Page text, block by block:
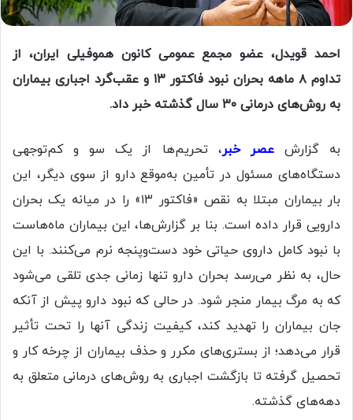
احمد قویدل، عضو مجمع عمومی کانون هموفیلی ایران، از
تداوم ۸ ماهه بحران نبود فاکتور ۱۳ و عقب‌گرد اجباری بیماران
به روش‌های درمانی ۳۰ سال گذشته خبر داد.
به گزارشعصر خبر، تحریم‌ها از یک سو و کم‌توجهی
دستگاه‌های مسئول در تأمین به‌موقع دارو از سوی دیگر، این
بار بیماران مبتلا به نقص «فاکتور ۱۳» را در میانه یک بحران
دارویی قرار داده است. بنا بر گزارش‌ها، این بیماران ماه‌هاست
با نبود کامل داروی حیاتی خود دست‌وپنجه نرم می‌کنند. با این
حال، به نظر می‌رسد بحران دارو تنها زمانی جدی تلقی می‌شود
که به مرگ بیمار منجر شود. در حالی که نبود دارو پیش از آنکه
جان بیماران را تهدید کند، کیفیت زندگی آنها را تحت تأثیر
قرار می‌دهد؛ از بستری‌های مکرر و حذف بیماران از چرخه کار و
تحصیل گرفته تا بازگشت اجباری به روش‌های درمانی متعلق به
دهه‌های گذشته.